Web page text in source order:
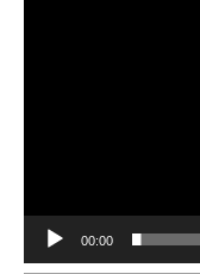
00:00